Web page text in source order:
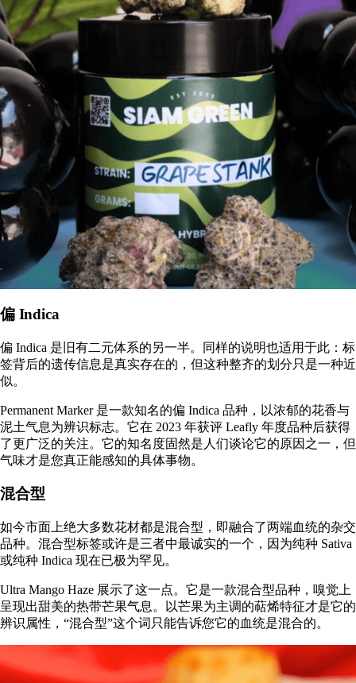
偏 Indica
偏 Indica 是旧有二元体系的另一半。同样的说明也适用于此：标
签背后的遗传信息是真实存在的，但这种整齐的划分只是一种近
似。
Permanent Marker 是一款知名的偏 Indica 品种，以浓郁的花香与
泥土气息为辨识标志。它在 2023 年获评 Leafly 年度品种后获得
了更广泛的关注。它的知名度固然是人们谈论它的原因之一，但
气味才是您真正能感知的具体事物。
混合型
如今市面上绝大多数花材都是混合型，即融合了两端血统的杂交
品种。混合型标签或许是三者中最诚实的一个，因为纯种 Sativa
或纯种 Indica 现在已极为罕见。
Ultra Mango Haze 展示了这一点。它是一款混合型品种 ，嗅觉上
呈现出甜美的热带芒果气息。以芒果为主调的萜烯特征才是它的
辨识属性，“混合型”这个词只能告诉您它的血统是混合的。